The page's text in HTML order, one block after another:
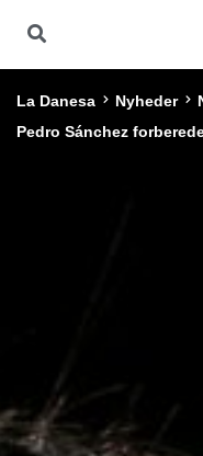
La Danesa Nyheder
Pedro Sánchez